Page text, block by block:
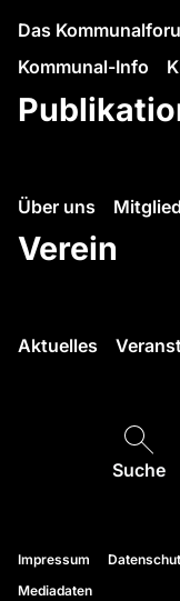
Das
Kommunal-Info
Über uns
Verein
Aktuelles
Suche
Impressum
Mediadaten